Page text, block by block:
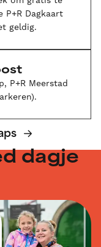
P+R Dagkaart
geldig.
P+R Meerstad
dagje